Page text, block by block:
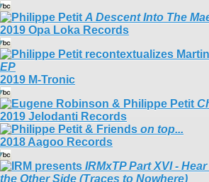
A Descent Into The
2019 Opa Loka Records
EP
2019 M-Tronic
2019 Jelodanti Records
on top​.​.​.
2018 Aagoo Records
IRMxTP Part XVI -
the Other Side (Traces to Nowhere)